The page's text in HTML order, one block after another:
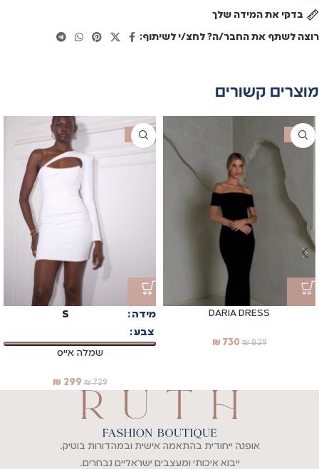
בדקי את המידה שלך
רוצה לשתף את החבר/ה? לחצ/י לשיתוף:
מוצרים קשורים
SALE
DARIA DRESS
₪829
₪ 730
SALE
מידה
S
צבע
שמלה אייס
₪729
₪ 299
אופנה ייחודית בהתאמה אישית ובמהדורות בוטיק.
ייבוא איכותי ומעצבים ישראליים נבחרים.